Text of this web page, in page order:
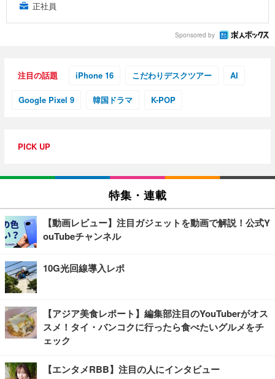
正社員
Sponsored by
注目の話題 iPhone 16 こだわりデスクツアー AI
Google Pixel 9 韓国ドラマ K-POP
PICK UP
特集・連載
【動画レビュー】注目ガジェットを動画で解説！公式Y
ouTubeチャンネル
10G光回線導入レポ
【アジア美食レポート】編集部注目のYouTuberがオス
スメ！タイ・バンコクに行ったら食べたいグルメをチ
ェック
【エンタメRBB】注目の人にインタビュー